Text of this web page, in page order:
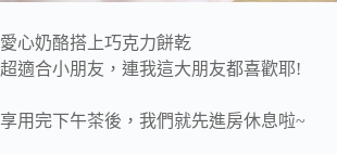
愛心奶酪搭上巧克力餅乾
超適合小朋友，連我這大朋友都喜歡耶!
享用完下午茶後，我們就先進房休息啦~